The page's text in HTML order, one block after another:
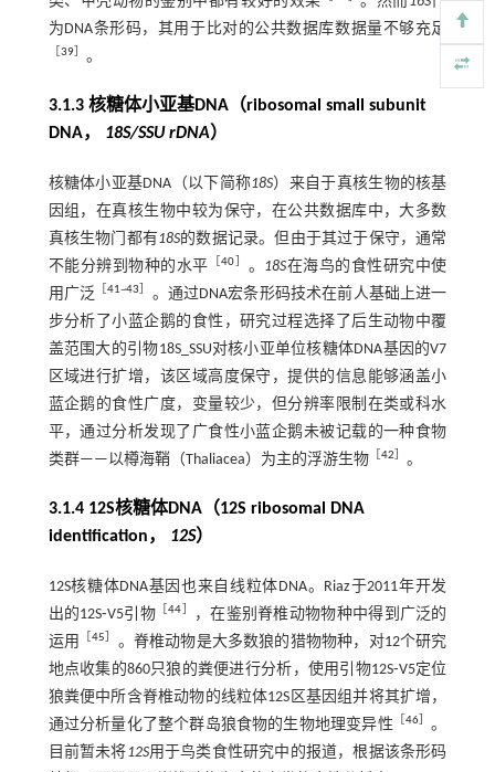
为DNA条形码，其用于比对的公共数据库数据量不够充足
39］ 。
3.1.3 核糖体小亚基DNA（ribosomal small subunit
DNA， 18S/SSU rDNA）
核糖体小亚基DNA（以下简称18S）来自于真核生物的核基
因组，在真核生物中较为保守，在公共数据库中，大多数
真核生物门都有 18S的数据记录。但由于其过于保守，通常
不能分辨到物种的水平 ［40 。 18S在海鸟的食性研究中使
用广泛 ［41~43
。通过DNA宏条形码技术在前人基础上进一
步分析了小蓝企鹅的食性，研究过程选择了后生动物中覆
盖范围大的引物18S_SSU对核小亚单位核糖体DNA基因的V7
区域进行扩增，该区域高度保守，提供的信息能够涵盖小
蓝企鹅的食性广度，变量较少，但分辨率限制在类或科水
平，通过分析发现了广食性小蓝企鹅未被记载的一种食物
类群——以樽海鞘（Thaliacea）为主的浮游生物［ 42 。
3.1.4 12S核糖体DNA（12S ribosomal DNA
identification， 12S）
12S核糖体DNA基因也来自线粒体DNA。Riaz于2011年开发
出的12S⁃V5引物 ［44
，在鉴别脊椎动物物种中得到广泛的
运用
［45
。脊椎动物是大多数狼的猎物物种，对12个研究
地点收集的860只狼的粪便进行分析，使用引物12S⁃V5定位
狼粪便中所含脊椎动物的线粒体12S区基因组并将其扩增，
通过分析量化了整个群岛狼食物的生物地理变异性 ［46
。
目前暂未将12S用于鸟类食性研究中的报道，根据该条形码